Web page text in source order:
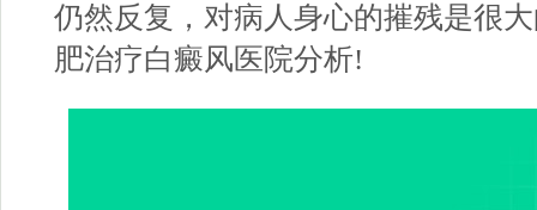
仍然反复，对病人身心的摧残是很
肥治疗白癜风医院分析!